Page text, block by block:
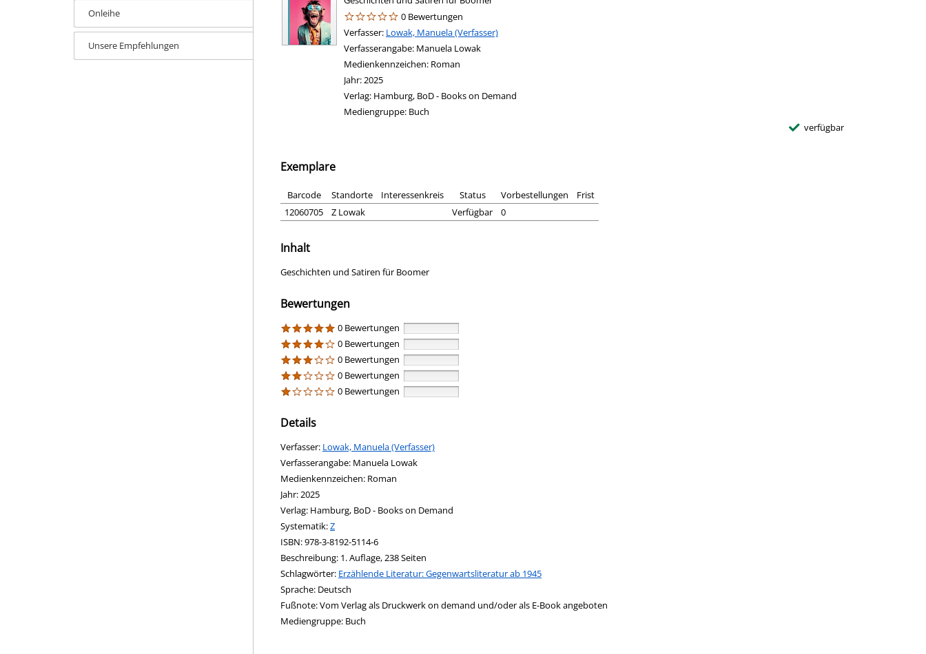
Onleihe
Unsere Empfehlungen
0 Bewertungen
Verfasser: Suche nach diesem Verfasser
Lowak, Manuela (Verfasser)
Verfasserangabe: Manuela Lowak
Medienkennzeichen: Roman
Jahr:2025
Verlag: Hamburg, BoD - Books on Demand
Mediengruppe: Buch
verfügbar
Exemplare
Barcode Standorte Interessenkreis Status Vorbestellungen
Frist
12060705
Z Lowak Verfügbar 0
Inhalt
Geschichten und Satiren für Boomer
Bewertungen
0 Bewertungen
0 Bewertungen
0 Bewertungen
0 Bewertungen
0 Bewertungen
Details
Verfasser: Suche nach diesem Verfasser
Lowak, Manuela (Verfasser)
Verfasserangabe: Manuela Lowak
Medienkennzeichen: Roman
Jahr:2025
Verlag: Hamburg, BoD - Books on Demand
opens in new tab
Diesen Link in neuem Tab öffnen
Systematik:Suche nach dieser Systematik
Z
Suche nach diesem Interessenskreis
ISBN:978-3-8192-5114-6
Beschreibung: 1. Auflage, 238 Seiten
Schlagwörter: Erzählende Literatur: Gegenwartsliteratur ab 1945
Suche nach dieser Beteiligten Person
Sprache: Deutsch
Fußnote:Vom Verlag als Druckwerk on demand und/oder als E-Book angeboten
Mediengruppe: Buch